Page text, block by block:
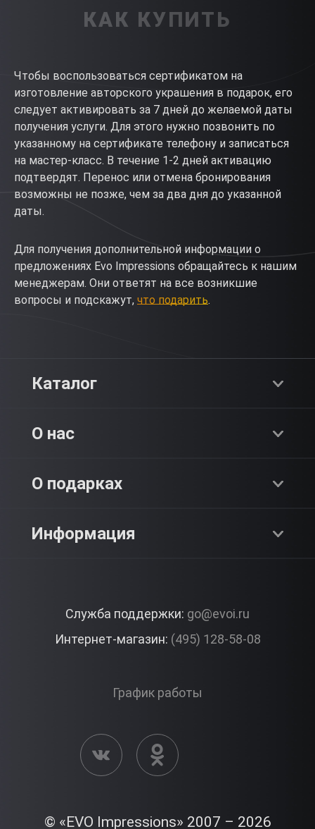
КАК КУПИТЬ
Чтобы воспользоваться сертификатом на
изготовление авторского украшения в подарок, его
следует активировать за 7 дней до желаемой даты
получения услуги. Для этого нужно позвонить по
указанному на сертификате телефону и записаться
на мастер-класс. В течение 1-2 дней активацию
подтвердят. Перенос или отмена бронирования
возможны не позже, чем за два дня до указанной
даты.
Для получения дополнительной информации о
предложениях Evo Impressions обращайтесь к нашим
менеджерам. Они ответят на все возникшие
вопросы и подскажут, что подарить.
Каталог
Premium
О нас
О компании
Контакты
О подарках
Как это работает?
Вопросы и ответы
Информация
Корпоративные подарки
Активация сертификата
Служба поддержки: go@evoi.ru
Интернет-магазин: (495) 128-58-08
График работы
© «EVO Impressions» 2007 – 2026